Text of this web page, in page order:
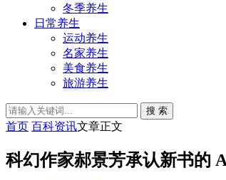
冬季养生
日常养生
运动养生
名家养生
美食养生
旅游养生
搜 索
首页 百科资讯文章正文
科幻作家郝景芳承认新书的